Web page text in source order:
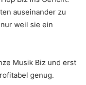
auseinander zu
weil sie ein
Musik Biz und erst
genug.